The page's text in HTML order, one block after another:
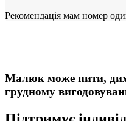
Рекомендація мам номер
Малюк може пити,
грудному